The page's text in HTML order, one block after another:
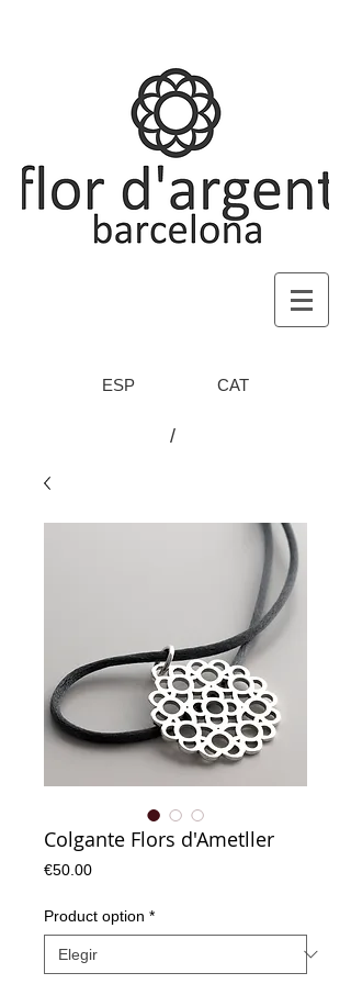
ESP CAT
/
Colgante Flors d'Ametller
€50.00Precio
Product option *